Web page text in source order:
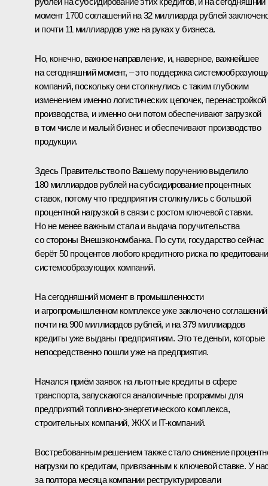
момент 1700 соглашений на 32 миллиарда рублей
и почти 11 миллиардов уже на руках у бизнеса.
Но, конечно, важное направление, и, наверное, важнейшее
на сегодняшний момент, – это поддержка
компаний, поскольку они столкнулись с таким глубоким
изменением именно логистических цепочек, перенастройкой
производства, и именно они потом обеспечивают загрузкой
в том числе и малый бизнес и обеспечивают производство
продукции.
Здесь Правительство по Вашему поручению выделило
180 миллиардов рублей на субсидирование процентных
ставок, потому что предприятия столкнулись с большой
процентной нагрузкой в связи с ростом ключевой ставки.
Но не менее важным стала и выдача поручительства
со стороны Внешэкономбанка. По сути, государство сейчас
берёт 50 процентов любого кредитного риска по
системообразующих компаний.
На сегодняшний момент в промышленности
и агропромышленном комплексе уже заключено соглашений
почти на 900 миллиардов рублей, и на 379 миллиардов
кредиты уже выданы предприятиям. Это те деньги, которые
непосредственно пошли уже на предприятия.
Начался приём заявок на льготные кредиты в сфере
транспорта, запускаются аналогичные программы для
предприятий топливно-энергетического комплекса,
строительных компаний, ЖКХ и IT-компаний.
Востребованным решением также стало снижение
нагрузки по кредитам, привязанным к ключевой ставке. У
за полтора месяца компании реструктурировали